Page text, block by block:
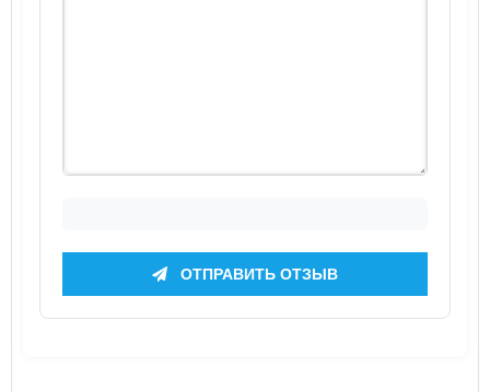
ОТПРАВИТЬ ОТЗЫВ